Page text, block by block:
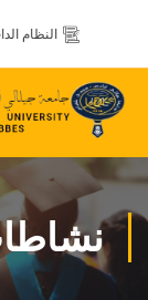
النظام